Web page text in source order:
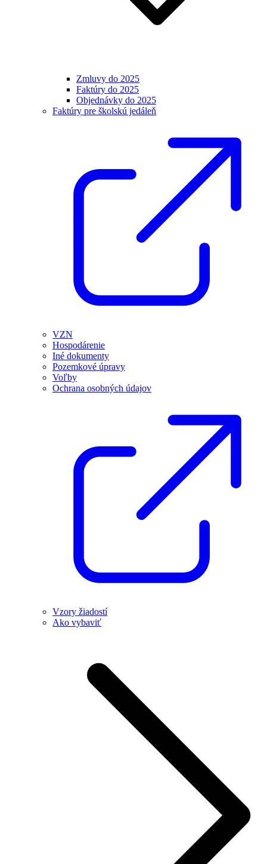
Zmluvy do 2025
Faktúry do 2025
Objednávky do 2025
Faktúry pre školskú jedáleň
VZN
Hospodárenie
Iné dokumenty
Pozemkové úpravy
Voľby
Ochrana osobných údajov
Vzory žiadostí
Ako vybaviť